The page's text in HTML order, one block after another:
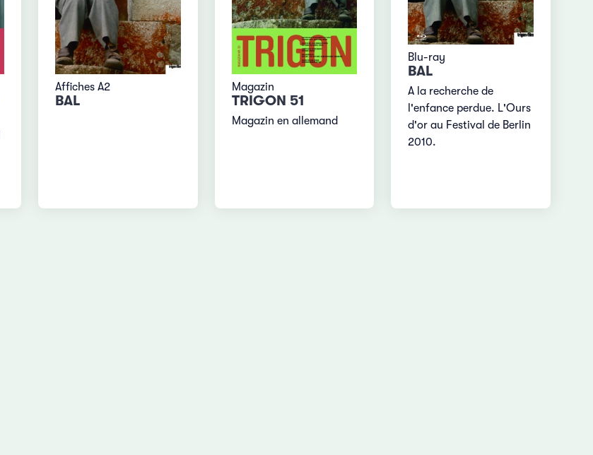
Affiches A2
BAL
Magazin
TRIGON 51
Magazin en allemand
Blu-ray
BAL
A la recherche de
l'enfance perdue. L'Ours
d'or au Festival de Berlin
2010.